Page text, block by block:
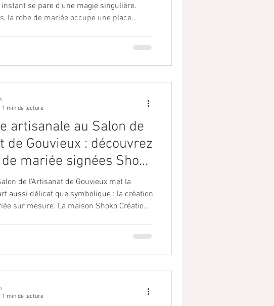
se pare d’une magie singulière.
la robe de mariée occupe une place
qui transforme ce moment
artisanale au Salon de
de Gouvieux : découvrez
mariée signées Shoko
de l’Artisanat de Gouvieux met la
aussi délicat que symbolique : la création
La maison Shoko Création ,
1 min de lecture
1 min de lecture